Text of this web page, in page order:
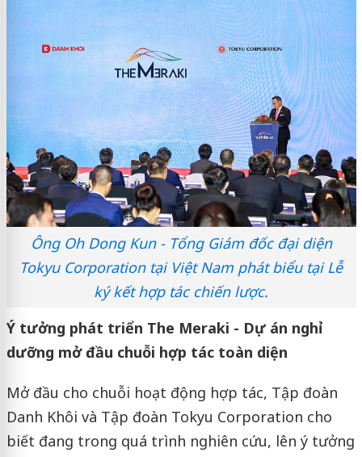
Ông Oh Dong Kun - Tổng Giám đốc đại diện
Tokyu Corporation tại Việt Nam phát biểu tại Lễ
ký kết hợp tác chiến lược.
Ý tưởng phát triển The Meraki - Dự án nghỉ
dưỡng mở đầu chuỗi hợp tác toàn diện
Mở đầu cho chuỗi hoạt động hợp tác, Tập đoàn
Danh Khôi và Tập đoàn Tokyu Corporation cho
biết đang trong quá trình nghiên cứu, lên ý tưởng